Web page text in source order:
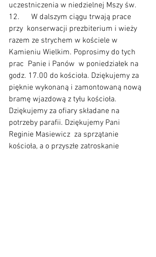
uczestniczenia w niedzielnej Mszy św.
12.      W dalszym ciągu trwają prace
przy  konserwacji prezbiterium i wieży
razem ze strychem w kościele w
Kamieniu Wielkim. Poprosimy do tych
prac  Panie i Panów  w poniedziałek na
godz. 17.00 do kościoła. Dziękujemy za
pięknie wykonaną i zamontowaną nową
bramę wjazdową z tyłu kościoła.
Dziękujemy za ofiary składane na
potrzeby parafii. Dziękujemy Pani
Reginie Masiewicz  za sprzątanie
kościoła, a o przyszłe zatroskanie